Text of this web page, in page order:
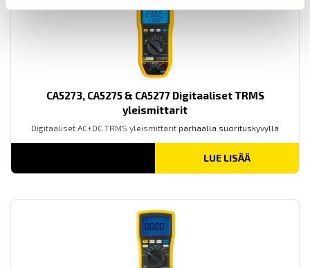
CA5273, CA5275 & CA5277 Digitaaliset TRMS
yleismittarit
Digitaaliset AC+DC TRMS yleismittarit parhaalla suorituskyvyllä
LUE LISÄÄ